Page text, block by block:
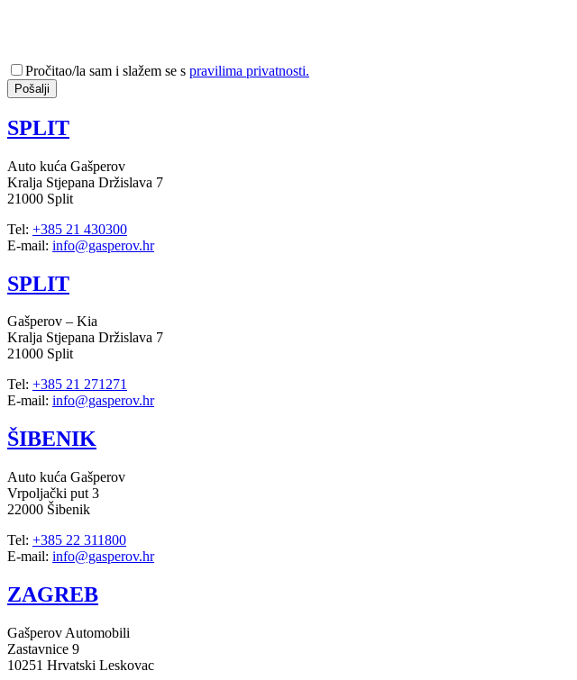
Pročitao/la sam i slažem se s pravilima privatnosti.
SPLIT
Auto kuća Gašperov
Kralja Stjepana Držislava 7
21000 Split
Tel: +385 21 430300
E-mail: info@gasperov.hr
SPLIT
Gašperov – Kia
Kralja Stjepana Držislava 7
21000 Split
Tel: +385 21 271271
E-mail: info@gasperov.hr
ŠIBENIK
Auto kuća Gašperov
Vrpoljački put 3
22000 Šibenik
Tel: +385 22 311800
E-mail: info@gasperov.hr
ZAGREB
Gašperov Automobili
Zastavnice 9
10251 Hrvatski Leskovac